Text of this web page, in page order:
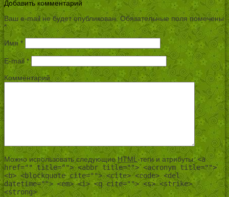
Добавить комментарий
Ваш e-mail не будет опубликован.Обязательные поля помечены
*
Имя*
E-mail*
Комментарий
Можно использовать следующиеHTML-теги и атрибуты:<a
href="" title=""> <abbr title=""> <acronym title="">
<b> <blockquote cite=""> <cite> <code> <del
datetime=""> <em> <i> <q cite=""> <s> <strike>
<strong>